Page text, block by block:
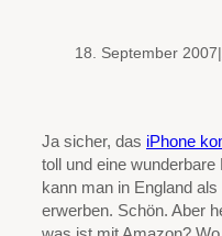
18. September 2007|
Ja sicher, das iPhone
toll und eine
kann man in England
erwerben. Schön. Aber